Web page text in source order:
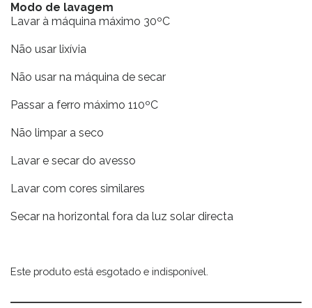
Modo de lavagem
Lavar à máquina máximo 30ºC
Não usar lixívia
Não usar na máquina de secar
Passar a ferro máximo 110ºC
Não limpar a seco
Lavar e secar do avesso
Lavar com cores similares
Secar na horizontal fora da luz solar directa
Este produto está esgotado e indisponível.
Alternative: